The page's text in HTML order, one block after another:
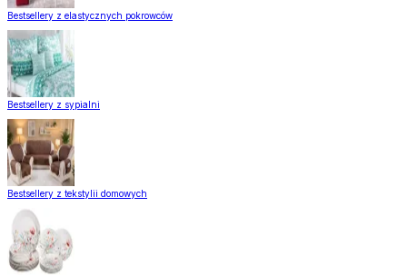
Bestsellery z elastycznych pokrowców
Bestsellery z sypialni
Bestsellery z tekstylii domowych